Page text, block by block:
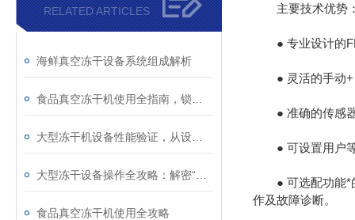
RELATED ARTICLES
海鲜真空冻干设备系统组成解析
食品真空冻干机使用全攻略
主要技术优势
● 专业设计的
● 灵活的手动+
● 准确的传感器
● 可设置用户等
● 可选配功能*的
作及故障诊断。